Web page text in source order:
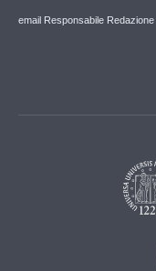
email Responsabile Redazione